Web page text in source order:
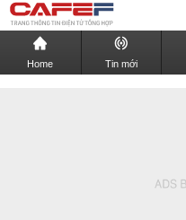
Home Tin mới